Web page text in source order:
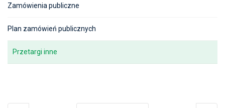
Zamówienia publiczne
Plan zamówień publicznych
Przetargi inne